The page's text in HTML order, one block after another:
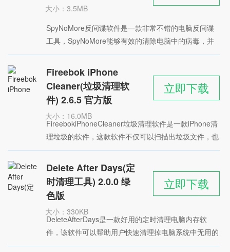
大小：3.5MB
星级：
SpyNoMore反间谍软件是一款非常不错的电脑反间谍
工具，SpyNoMore能够有效的清除电脑中的病毒，并
且还支持系统修复功能，可对系统漏洞进行修补，防止
病毒的入侵。软件可帮助用户扫描
Fireebok iPhone
Cleaner(垃圾清理软
件) 2.6.5 官方版
大小：16.0MB
时间：2022-05-20
星级：
立即下载
FireebokiPhoneCleaner垃圾清理软件是一款iPhone清
理垃圾的软件，这款软件不仅可以扫描出垃圾文件，也
可以将你不常用的文件和程序，还有大文件显示出来，
您可以选择删除
Delete After Days(定
时清理工具) 2.0.0 绿
色版
大小：330KB
时间：2022-05-18
星级：
立即下载
DeleteAfterDays是一款好用的定时清理电脑内存软
件，该软件可以帮助用户快速清理掉电脑系统中无用的
垃圾文件，释放电脑空间，提升性能，需要的朋友快来